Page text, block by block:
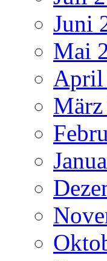
Juni
Mai
April